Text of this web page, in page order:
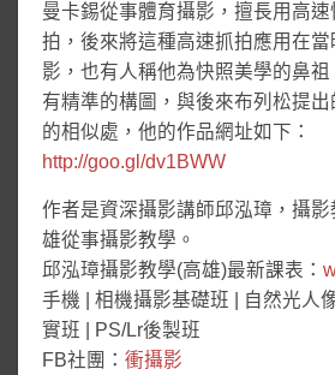
曼卡錫從事體育攝影，擅長用高
拍，後來將這種高速抓拍應用在
影，也有人稱他為快照美學的鼻
有精準的構圖，與後來布列松提
的相似處，他的作品網址如下：
http://goo.gl/dv1BWW
作者是資深攝影講師邱泓璋，攝
雄從事攝影教學。
邱泓璋攝影教學(高雄)最新課表：
手機 | 相機攝影基礎班 | 自然光人
實班 | PS/Lr後製班
FB社團：衝攝影